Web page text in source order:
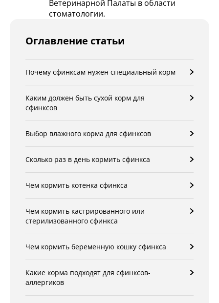
Ветеринарной Палаты в области
стоматологии.
Оглавление статьи
Почему сфинксам нужен специальный корм
Каким должен быть сухой корм для
сфинксов
Выбор влажного корма для сфинксов
Сколько раз в день кормить сфинкса
Чем кормить котенка сфинкса
Чем кормить кастрированного или
стерилизованного сфинкса
Чем кормить беременную кошку сфинкса
Какие корма подходят для сфинксов-
аллергиков